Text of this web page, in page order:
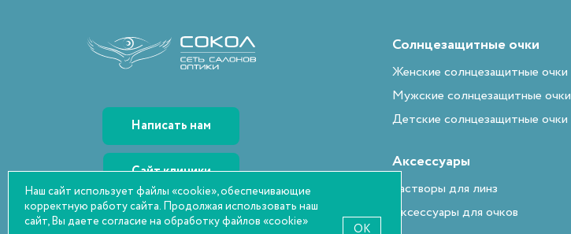
Написать нам
Сайт клиники
*2712
Солнцезащитные очки
Женские солнцезащитные очки
Мужские солнцезащитные очки
Детские солнцезащитные очки
Аксессуары
Растворы для линз
Аксессуары для очков
Наш сайт использует файлы «cookie», обеспечивающие
корректную работу сайта. Продолжая использовать наш
сайт, Вы даете согласие на обработку файлов «cookie»
OK